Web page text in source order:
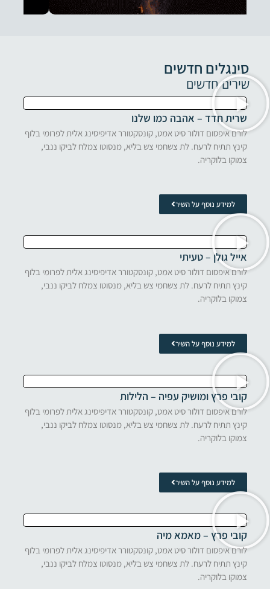
סינגלים חדשים
שירים חדשים
שרית חדד – אהבה כמו שלנו
לורם איפסום דולור סיט אמט, קונסקטורר אדיפיסינג אלית לפרומי בלוף
קינץ תתיח לרעח. לת צשחמי צש בליא, מנסוטו צמלח לביקו ננבי,
צמוקו בלוקריה.
למידע נוסף על השיר
אייל גולן – טעיתי
לורם איפסום דולור סיט אמט, קונסקטורר אדיפיסינג אלית לפרומי בלוף
קינץ תתיח לרעח. לת צשחמי צש בליא, מנסוטו צמלח לביקו ננבי,
צמוקו בלוקריה.
למידע נוסף על השיר
קובי פרץ ומושיק עפיה – הלילות
לורם איפסום דולור סיט אמט, קונסקטורר אדיפיסינג אלית לפרומי בלוף
קינץ תתיח לרעח. לת צשחמי צש בליא, מנסוטו צמלח לביקו ננבי,
צמוקו בלוקריה.
למידע נוסף על השיר
קובי פרץ – מאמא מיה
לורם איפסום דולור סיט אמט, קונסקטורר אדיפיסינג אלית לפרומי בלוף
קינץ תתיח לרעח. לת צשחמי צש בליא, מנסוטו צמלח לביקו ננבי,
צמוקו בלוקריה.